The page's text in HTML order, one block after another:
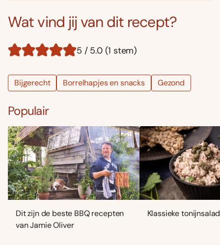
Wat vind jij van dit recept?
5 / 5.0 (1 stem)
Bijgerecht Borrelhapjes en snacks Gezond
Populair
Dit zijn de beste BBQ recepten
van Jamie Oliver
Klassieke